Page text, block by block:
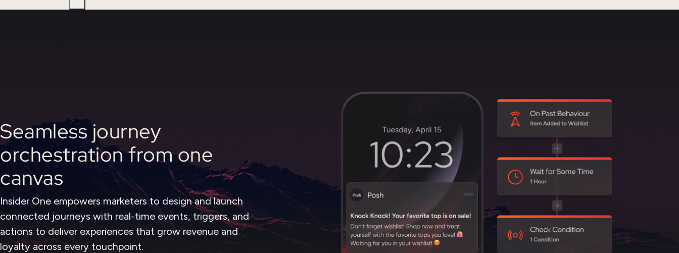
Seamless journey
orchestration from one
canvas
Insider One empowers marketers to design and launch
connected journeys with real-time events, triggers, and
actions to deliver experiences that grow revenue and
loyalty across every touchpoint.